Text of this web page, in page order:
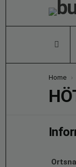
You are
Home